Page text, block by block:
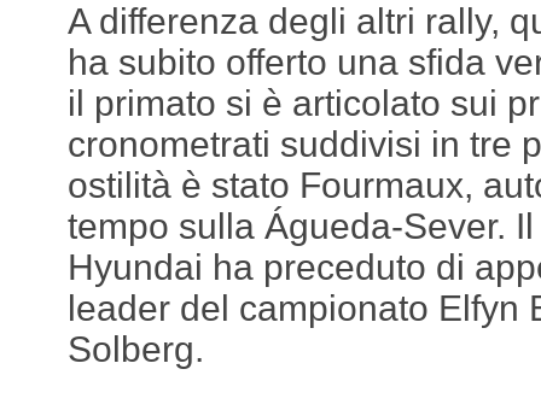
A differenza degli altri rally,
ha subito offerto una sfida
il primato si è articolato sui
cronometrati suddivisi in tre
ostilità è stato Fourmaux,
tempo sulla Águeda-Sever.
Hyundai ha preceduto di
leader del campionato Elfyn
Solberg.